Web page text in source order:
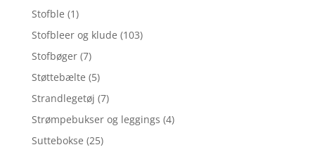
Stofble (1)
Stofbleer og klude (103)
Stofbøger (7)
Støttebælte (5)
Strandlegetøj (7)
Strømpebukser og leggings (4)
Suttebokse (25)